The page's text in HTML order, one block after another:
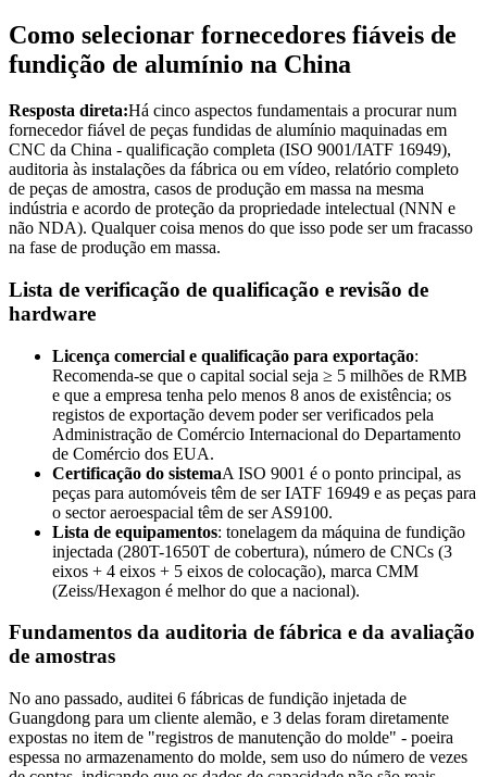
Como selecionar fornecedores fiáveis de
fundição de alumínio na China
Resposta direta:Há cinco aspectos fundamentais a procurar num
fornecedor fiável de peças fundidas de alumínio maquinadas em
CNC da China - qualificação completa (ISO 9001/IATF 16949),
auditoria às instalações da fábrica ou em vídeo, relatório completo
de peças de amostra, casos de produção em massa na mesma
indústria e acordo de proteção da propriedade intelectual (NNN e
não NDA). Qualquer coisa menos do que isso pode ser um fracasso
na fase de produção em massa.
Lista de verificação de qualificação e revisão de
hardware
Licença comercial e qualificação para exportação:
Recomenda-se que o capital social seja ≥ 5 milhões de RMB
e que a empresa tenha pelo menos 8 anos de existência; os
registos de exportação devem poder ser verificados pela
Administração de Comércio Internacional do Departamento
de Comércio dos EUA.
Certificação do sistemaA ISO 9001 é o ponto principal, as
peças para automóveis têm de ser IATF 16949 e as peças para
o sector aeroespacial têm de ser AS9100.
Lista de equipamentos: tonelagem da máquina de fundição
injectada (280T-1650T de cobertura), número de CNCs (3
eixos + 4 eixos + 5 eixos de colocação), marca CMM
(Zeiss/Hexagon é melhor do que a nacional).
Fundamentos da auditoria de fábrica e da avaliação
de amostras
No ano passado, auditei 6 fábricas de fundição injetada de
Guangdong para um cliente alemão, e 3 delas foram diretamente
expostas no item de "registros de manutenção do molde" - poeira
espessa no armazenamento do molde, sem uso do número de vezes